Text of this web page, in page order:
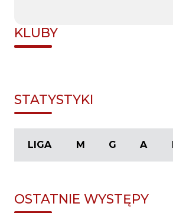
KLUBY
STATYSTYKI
LIGA M G A
OSTATNIE WYSTĘPY